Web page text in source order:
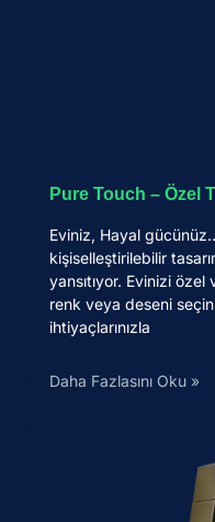
Pure Touch – Özel
Eviniz, Hayal
kişiselleştirilebilir
yansıtıyor. Evinizi
renk veya deseni
ihtiyaçlarınızla
Daha Fazlasını Oku »